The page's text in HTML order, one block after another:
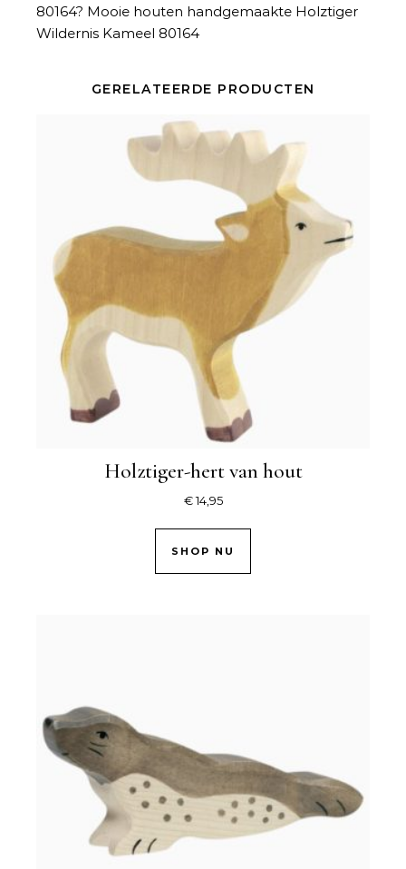
80164? Mooie houten handgemaakte Holztiger
Wildernis Kameel 80164
GERELATEERDE PRODUCTEN
Holztiger-hert van hout
€14,95
SHOP NU